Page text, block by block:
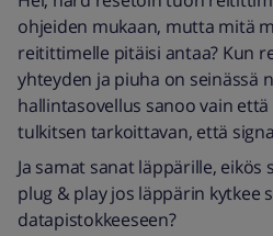
ohjeiden mukaan, mutta mitä
reitittimelle pitäisi antaa? Kun
yhteyden ja piuha on seinässä
hallintasovellus sanoo vain
tulkitsen tarkoittavan, että
Ja samat sanat läppärille, eikös
plug & play jos läppärin kytkee
datapistokkeeseen?